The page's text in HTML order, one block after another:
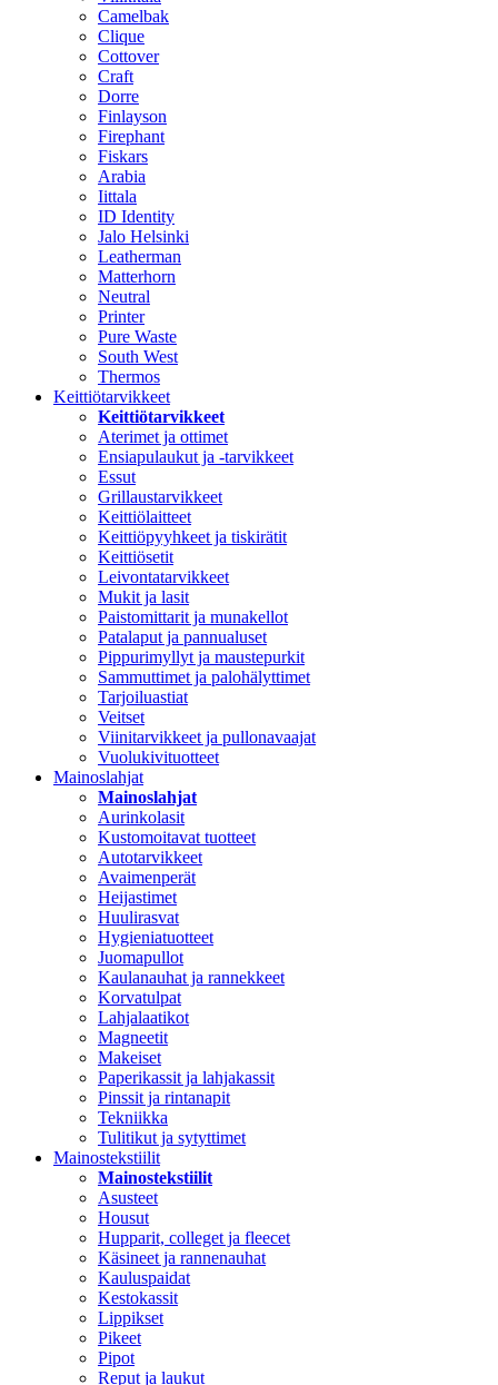
Camelbak
Clique
Cottover
Craft
Dorre
Finlayson
Firephant
Fiskars
Arabia
Iittala
ID Identity
Jalo Helsinki
Leatherman
Matterhorn
Neutral
Printer
Pure Waste
South West
Thermos
Keittiötarvikkeet
Keittiötarvikkeet
Aterimet ja ottimet
Ensiapulaukut ja -tarvikkeet
Essut
Grillaustarvikkeet
Keittiölaitteet
Keittiöpyyhkeet ja tiskirätit
Keittiösetit
Leivontatarvikkeet
Mukit ja lasit
Paistomittarit ja munakellot
Patalaput ja pannualuset
Pippurimyllyt ja maustepurkit
Sammuttimet ja palohälyttimet
Tarjoiluastiat
Veitset
Viinitarvikkeet ja pullonavaajat
Vuolukivituotteet
Mainoslahjat
Mainoslahjat
Aurinkolasit
Kustomoitavat tuotteet
Autotarvikkeet
Avaimenperät
Heijastimet
Huulirasvat
Hygieniatuotteet
Juomapullot
Kaulanauhat ja rannekkeet
Korvatulpat
Lahjalaatikot
Magneetit
Makeiset
Paperikassit ja lahjakassit
Pinssit ja rintanapit
Tekniikka
Tulitikut ja sytyttimet
Mainostekstiilit
Mainostekstiilit
Asusteet
Housut
Hupparit, colleget ja fleecet
Käsineet ja rannenauhat
Kauluspaidat
Kestokassit
Lippikset
Pikeet
Pipot
Reput ja laukut